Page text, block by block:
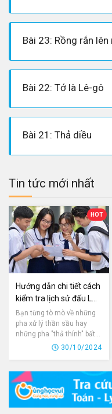
Bài 23: Rồng rắn lên
Bài 22: Tớ là Lê-gô
Bài 21: Thả diều
Tin tức mới nhất
HOT
Hướng dẫn chi tiết cách
kiểm tra lịch sử đấu LOL
với LMSSS
Bạn từng tò mò về những
pha xử lý thần sầu hay
những pha "thả thính" bất
hủ của các cao thủ Liên
mình đã từng đạt được
những thành tích gì? Và
bạn đang tìm kiếm một
công cụ đơn giản, hiệu
30/10/2024